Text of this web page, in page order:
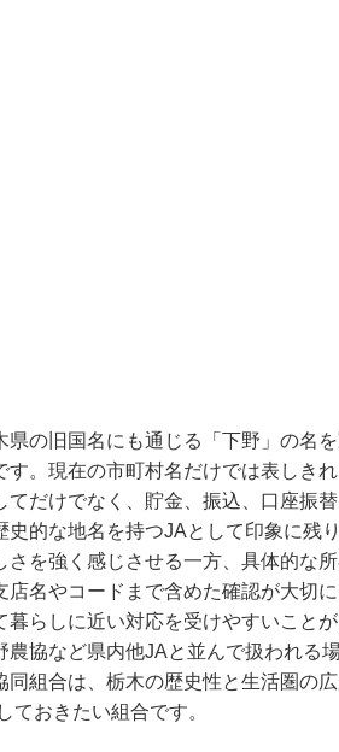
県の旧国名にも通じる「下野」の名
す。現在の市町村名だけでは表しき
てだけでなく、貯金、振込、口座振
的な地名を持つJAとして印象に残
さを強く感じさせる一方、具体的な
店名やコードまで含めた確認が大切
らしに近い対応を受けやすいこと
農協など県内他JAと並んで扱われる
同組合は、栃木の歴史性と生活圏の
ておきたい組合です。